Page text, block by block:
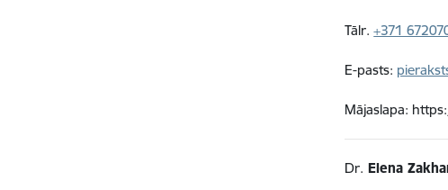
Tālr.+371
E-pasts:
Mājaslapa:
Dr. Elena